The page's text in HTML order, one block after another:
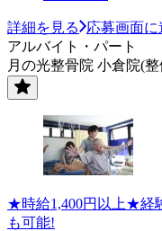
詳細を見る
応募画面に
アルバイト・パート
月の光整骨院 小倉院(
★時給1,400円以上★経
も可能!